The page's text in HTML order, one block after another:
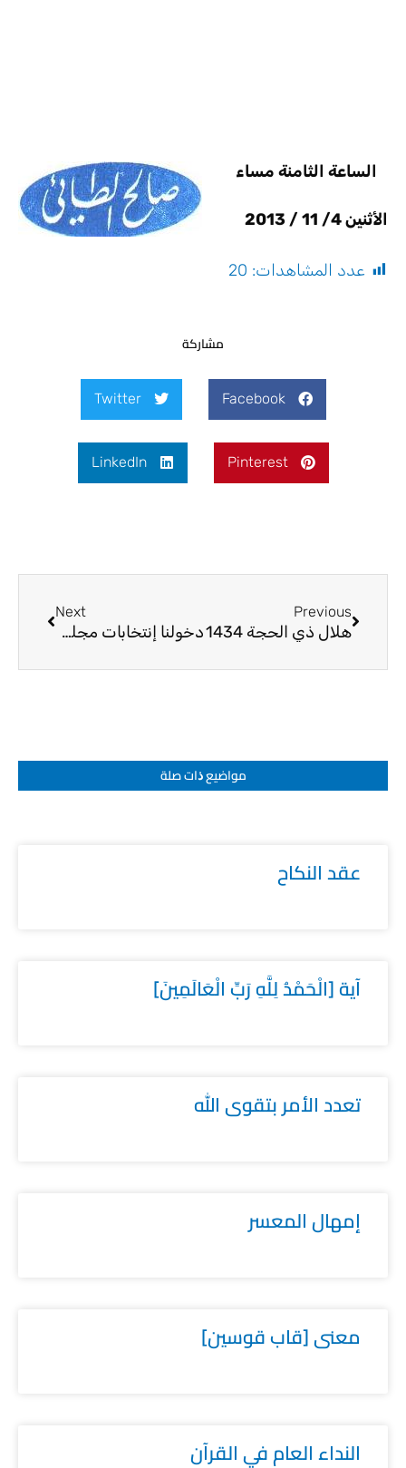
الساعة الثامنة مساء
الأثنين 4/ 11 / 2013
عدد المشاهدات: 20
مشاركة
Facebook
Twitter
Pinterest
LinkedIn
Previous
هلال ذي الحجة 1434
Next
دخولنا إنتخابات مجلس النواب
مواضيع ﺫات صلة
عقد النكاح
آية [الْحَمْدُ لِلَّهِ رَبِّ الْعَالَمِينَ]
تعدد الأمر بتقوى الله
إمهال المعسر
معنى [قاب قوسين]
النداء العام في القرآن